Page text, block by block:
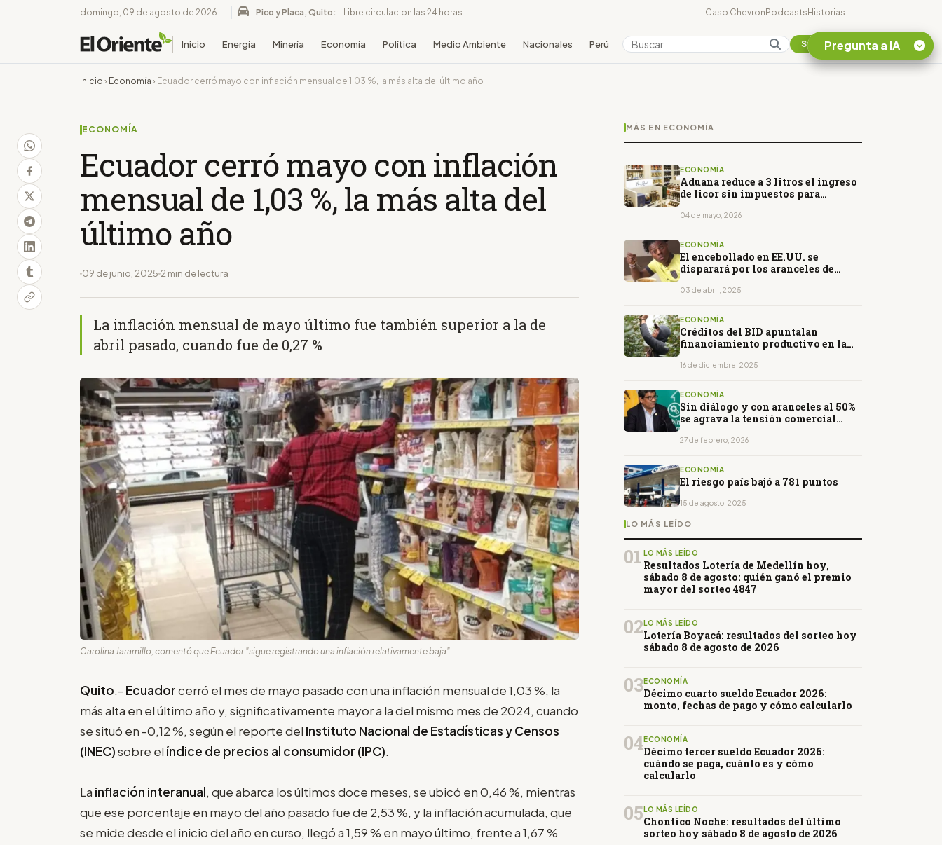
domingo, 09 de agosto de 2026 Pico y Placa, Quito: Libre circulacion las 24 horas Caso ChevronPodcastsHistorias
Inicio Energía Minería Economía Política Medio Ambiente Nacionales Perú Colombia Suscribirse
Inicio › Economía › Ecuador cerró mayo con inflación mensual de 1,03 %, la más alta del último año
ECONOMÍA
Ecuador cerró mayo con inflación
mensual de 1,03 %, la más alta del
último año
09 de junio, 2025 2 min de lectura
La inflación mensual de mayo último fue también superior a la de
abril pasado, cuando fue de 0,27 %
Carolina Jaramillo, comentó que Ecuador "sigue registrando una inflación relativamente baja"
Quito.- Ecuadorcerró el mes de mayo pasado con una inflación mensual de 1,03 %, la
más alta en el último año y, significativamente mayor a la del mismo mes de 2024, cuando
se situó en -0,12 %, según el reporte del Instituto Nacional de Estadísticas y Censos
(INEC)sobre el índice de precios al consumidor (IPC).
La inflación interanual, que abarca los últimos doce meses, se ubicó en 0,46 %, mientras
que ese porcentaje en mayo del año pasado fue de 2,53 %, y la inflación acumulada, que
se mide desde el inicio del año en curso, llegó a 1,59 % en mayo último, frente a 1,67 %
MÁS EN ECONOMÍA
ECONOMÍA
Aduana reduce a 3 litros el ingreso
de licor sin impuestos para
04 de mayo, 2026
ECONOMÍA
El encebollado en EE.UU. se
disparará por los aranceles de
03 de abril, 2025
ECONOMÍA
Créditos del BID apuntalan
financiamiento productivo en la
16 de diciembre, 2025
ECONOMÍA
Sin diálogo y con aranceles al 50%
se agrava la tensión comercial
27 de febrero, 2026
ECONOMÍA
El riesgo país bajó a 781 puntos
15 de agosto, 2025
LO MÁS LEÍDO
01 LO MÁS LEÍDO
Resultados Lotería de Medellín hoy,
sábado 8 de agosto: quién ganó el premio
mayor del sorteo 4847
02 LO MÁS LEÍDO
Lotería Boyacá: resultados del sorteo hoy
sábado 8 de agosto de 2026
03ECONOMÍA
Décimo cuarto sueldo Ecuador 2026:
monto, fechas de pago y cómo calcularlo
04ECONOMÍA
Décimo tercer sueldo Ecuador 2026:
cuándo se paga, cuánto es y cómo
calcularlo
05 LO MÁS LEÍDO
Chontico Noche: resultados del último
sorteo hoy sábado 8 de agosto de 2026
Pregunta a IA